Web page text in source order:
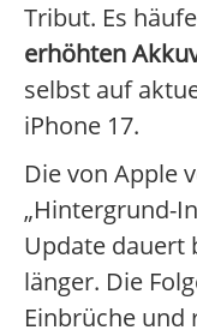
Tribut. Es
erhöhten
selbst auf
iPhone 17.
Die von Apple
„Hintergrund-
Update dauert
länger. Die
Einbrüche und